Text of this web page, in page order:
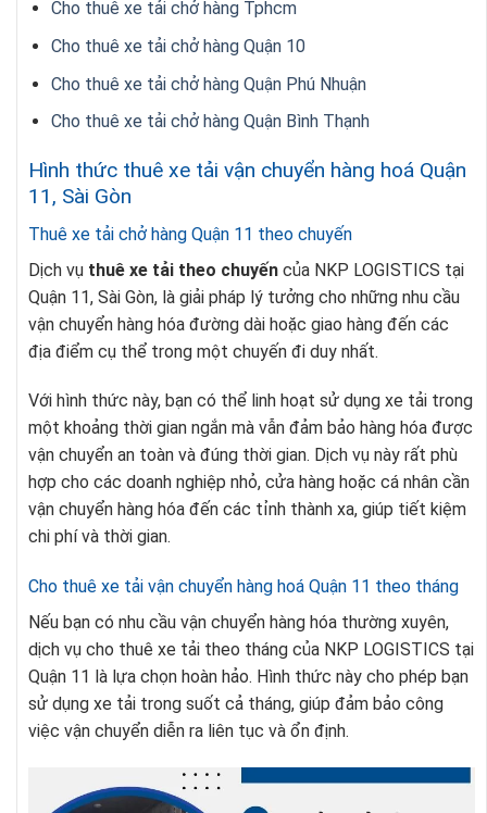
Cho thuê xe tải chở hàng Tphcm
Cho thuê xe tải chở hàng Quận 10
Cho thuê xe tải chở hàng Quận Phú Nhuận
Cho thuê xe tải chở hàng Quận Bình Thạnh
Hình thức thuê xe tải vận chuyển hàng hoá Quận
11, Sài Gòn
Thuê xe tải chở hàng Quận 11 theo chuyến
Dịch vụ thuê xe tải theo chuyến của NKP LOGISTICS tại
Quận 11, Sài Gòn, là giải pháp lý tưởng cho những nhu cầu
vận chuyển hàng hóa đường dài hoặc giao hàng đến các
địa điểm cụ thể trong một chuyến đi duy nhất.
Với hình thức này, bạn có thể linh hoạt sử dụng xe tải trong
một khoảng thời gian ngắn mà vẫn đảm bảo hàng hóa được
vận chuyển an toàn và đúng thời gian. Dịch vụ này rất phù
hợp cho các doanh nghiệp nhỏ, cửa hàng hoặc cá nhân cần
vận chuyển hàng hóa đến các tỉnh thành xa, giúp tiết kiệm
chi phí và thời gian.
Cho thuê xe tải vận chuyển hàng hoá Quận 11 theo tháng
Nếu bạn có nhu cầu vận chuyển hàng hóa thường xuyên,
dịch vụ cho thuê xe tải theo tháng của NKP LOGISTICS tại
Quận 11 là lựa chọn hoàn hảo. Hình thức này cho phép bạn
sử dụng xe tải trong suốt cả tháng, giúp đảm bảo công
việc vận chuyển diễn ra liên tục và ổn định.